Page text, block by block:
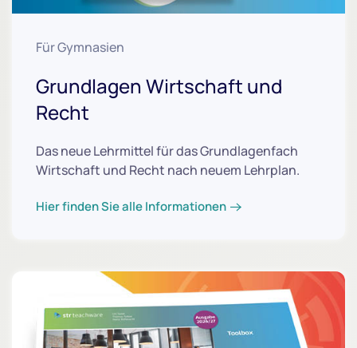
Für Gymnasien
Grundlagen Wirtschaft und
Recht
Das neue Lehrmittel für das Grundlagenfach
Wirtschaft und Recht nach neuem Lehrplan.
Hier finden Sie alle Informationen